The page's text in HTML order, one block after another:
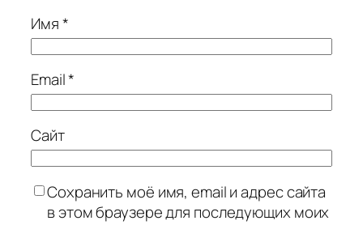
Имя*
Email*
Сайт
Сохранить моё имя, email и адрес сайта
в этом браузере для последующих моих